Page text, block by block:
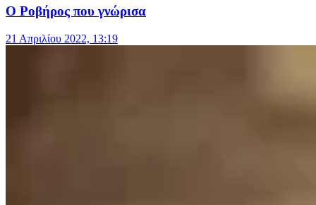
Ο Ροβήρος που γνώρισα
21 Απριλίου 2022, 13:19